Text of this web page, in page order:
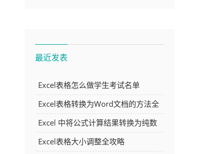
最近发表
Excel表格怎么做学生考试名单
Excel表格转换为Word文档的方法全
解析
Excel 中将公式计算结果转换为纯数
字的多种方法
Excel表格大小调整全攻略